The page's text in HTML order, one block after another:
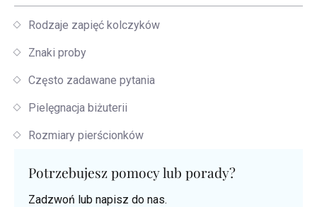
Rodzaje zapięć kolczyków
Znaki proby
Często zadawane pytania
Pielęgnacja biżuterii
Rozmiary pierścionków
Potrzebujesz pomocy lub porady?
Zadzwoń lub napisz do nas.